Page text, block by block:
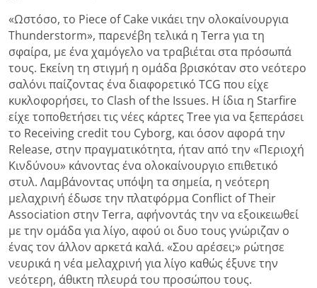
«Ωστόσο, το Piece of Cake νικάει την ολοκαίνουργια
Thunderstorm», παρενέβη τελικά η Terra για τη
σφαίρα, με ένα χαμόγελο να τραβιέται στα πρόσωπά
τους. Εκείνη τη στιγμή η ομάδα βρισκόταν στο νεότερο
σαλόνι παίζοντας ένα διαφορετικό TCG που είχε
κυκλοφορήσει, το Clash of the Issues. Η ίδια η Starfire
είχε τοποθετήσει τις νέες κάρτες Tree για να ξεπεράσει
το Receiving credit του Cyborg, και όσον αφορά την
Release, στην πραγματικότητα, ήταν από την «Περιοχή
Κινδύνου» κάνοντας ένα ολοκαίνουργιο επιθετικό
στυλ. Λαμβάνοντας υπόψη τα σημεία, η νεότερη
μελαχρινή έδωσε την πλατφόρμα Conflict of Their
Association στην Terra, αφήνοντάς την να εξοικειωθεί
με την ομάδα για λίγο, αφού οι δυο τους γνώριζαν ο
ένας τον άλλον αρκετά καλά. «Σου αρέσει;» ρώτησε
νευρικά η νέα μελαχρινή για λίγο καθώς έξυνε την
νεότερη, άθικτη πλευρά του προσώπου τους.